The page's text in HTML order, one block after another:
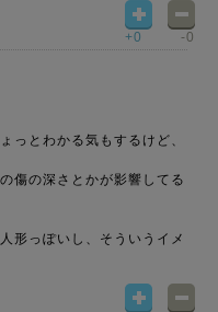
+0 -0
っとわかる気もするけど、
傷の深さとかが影響してる
形っぽいし、そういうイメ